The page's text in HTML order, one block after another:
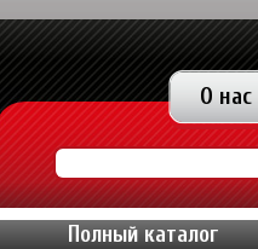
О нас
Полный каталог